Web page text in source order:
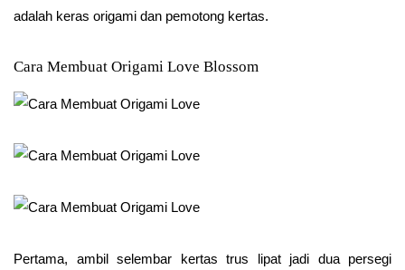
adalah keras origami dan pemotong kertas.
Cara Membuat Origami Love Blossom
Pertama, ambil selembar kertas trus lipat jadi dua persegi